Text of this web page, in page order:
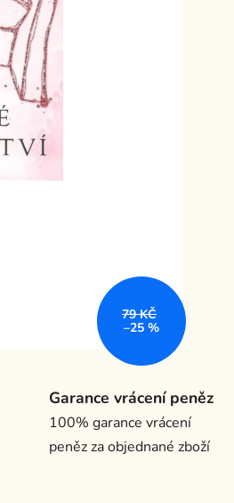
79 KČ
–25 %
Garance vrácení peněz
100% garance vrácení
peněz za objednané zboží